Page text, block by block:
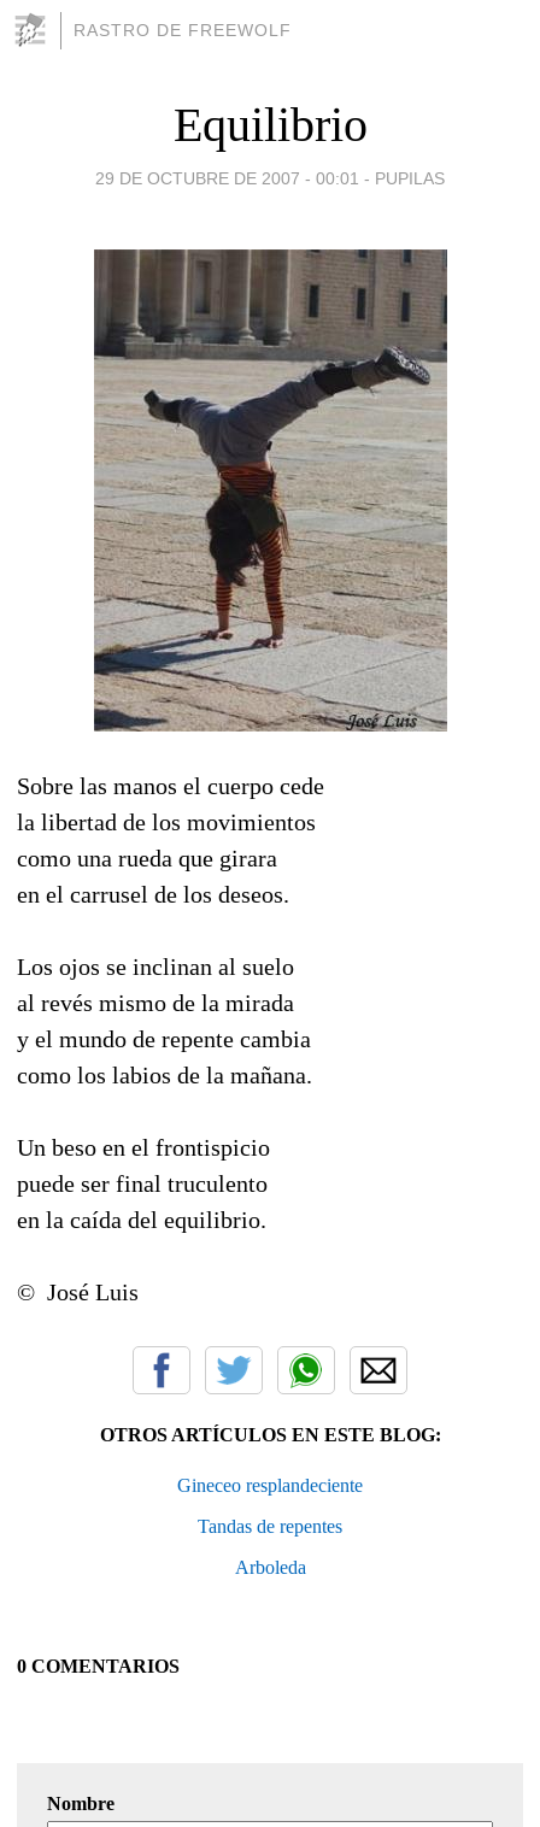
RASTRO DE FREEWOLF
Equilibrio
29 DE OCTUBRE DE 2007 - 00:01 - PUPILAS
Sobre las manos el cuerpo cede
la libertad de los movimientos
como una rueda que girara
en el carrusel de los deseos.
Los ojos se inclinan al suelo
al revés mismo de la mirada
y el mundo de repente cambia
como los labios de la mañana.
Un beso en el frontispicio
puede ser final truculento
en la caída del equilibrio.
© José Luis
OTROS ARTÍCULOS EN ESTE BLOG:
Gineceo resplandeciente
Tandas de repentes
Arboleda
0 COMENTARIOS
Nombre